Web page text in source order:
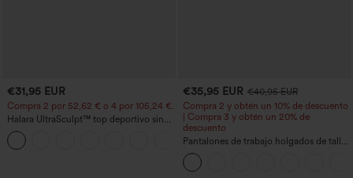
€31,95 EUR
Compra 2 por 52,62 € o 4 por 105,24 €.
Halara UltraSculpt™ top deportivo sin
mangas con escote redondo y bajo
curvo
+11
€35,95 EUR €40,95 EUR
Compra 2 y obtén un 10% de descuento
| Compra 3 y obtén un 20% de
descuento
Pantalones de trabajo holgados de talle
medio con bolsillos y pernera estilo
barril